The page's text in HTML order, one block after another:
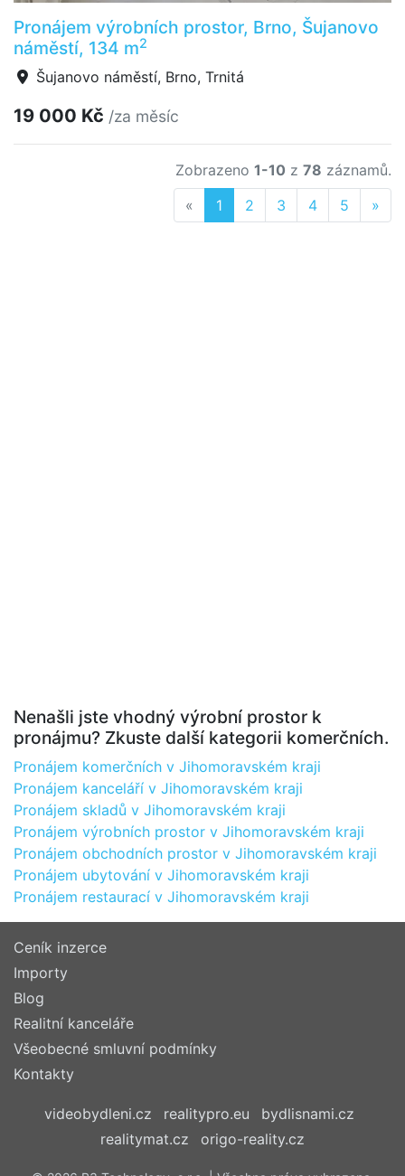
Pronájem výrobních prostor, Brno, Šujanovo
náměstí, 134 m2
Šujanovo náměstí, Brno, Trnitá
19 000 Kč /za měsíc
Zobrazeno 1-10 z 78 záznamů.
« Previous
1 2 3 4 5 »
Nenašli jste vhodný výrobní prostor k
pronájmu? Zkuste další kategorii komerčních.
Pronájem komerčních v Jihomoravském kraji
Pronájem kanceláří v Jihomoravském kraji
Pronájem skladů v Jihomoravském kraji
Pronájem výrobních prostor v Jihomoravském kraji
Pronájem obchodních prostor v Jihomoravském kraji
Pronájem ubytování v Jihomoravském kraji
Pronájem restaurací v Jihomoravském kraji
Ceník inzerce
Importy
Blog
Realitní kanceláře
Všeobecné smluvní podmínky
Kontakty
videobydleni.cz realitypro.eu
bydlisnami.cz
realitymat.cz
origo-reality.cz